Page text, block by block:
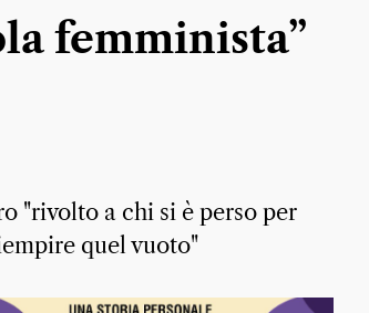
femminista”
"rivolto a chi si è perso per
quel vuoto"